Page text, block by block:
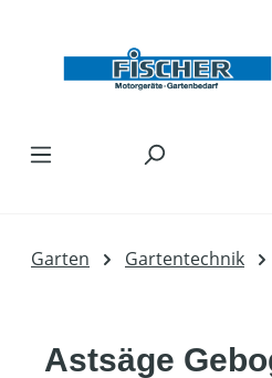
Garten Gartentechnik
Astsäge